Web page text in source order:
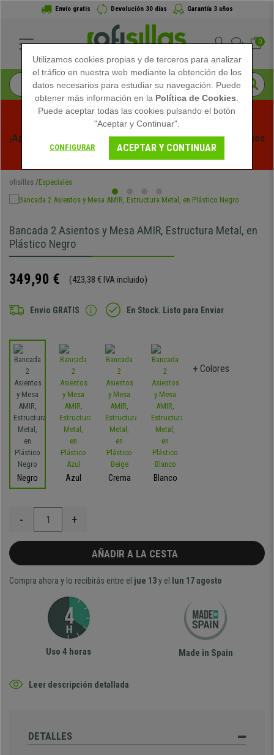
Envío gratis Devolución 30 días Garantía 3 años
0
¡Aprovecha las Rebajas de Verano en Ofisillas! Descuentos
Exclusivos por Tiempo Limitado - Ver Promo
ofisillas Especiales
Bancada 2 Asientos y Mesa AMIR, Estructura Metal, en
Plástico Negro
349,90 € (423,38 € IVA incluido)
Envio GRATIS En Stock. Listo para Enviar
Negro Azul Crema Blanco
+ Colores
- +
AÑADIR A LA CESTA
Compra ahora y lo recibirás entre el jue 13y el lun 17 agosto
Uso 4 horas Made in Spain
Leer descripción detallada
DETALLES
Utilizamos cookies propias y de terceros para analizar
el tráfico en nuestra web mediante la obtención de los
datos necesarios para estudiar su navegación. Puede
obtener más información en la Política de Cookies
Puede aceptar todas las cookies pulsando el botón
"Aceptar y Continuar".
CONFIGURAR ACEPTAR Y CONTINUAR